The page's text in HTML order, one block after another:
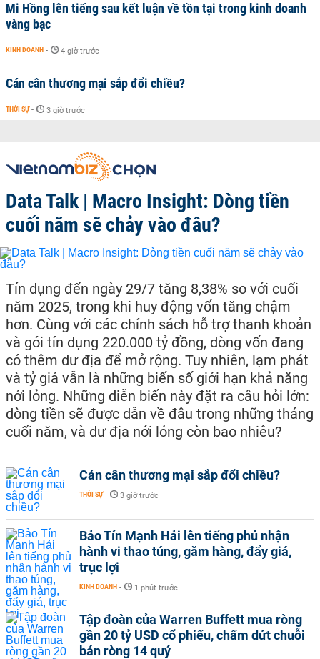
Mi Hồng lên tiếng sau kết luận về tồn tại trong kinh doanh
vàng bạc
KINH DOANH - 4 giờ trước
Cán cân thương mại sắp đổi chiều?
THỜI SỰ - 3 giờ trước
Data Talk | Macro Insight: Dòng tiền
cuối năm sẽ chảy vào đâu?
Tín dụng đến ngày 29/7 tăng 8,38% so với cuối
năm 2025, trong khi huy động vốn tăng chậm
hơn. Cùng với các chính sách hỗ trợ thanh khoản
và gói tín dụng 220.000 tỷ đồng, dòng vốn đang
có thêm dư địa để mở rộng. Tuy nhiên, lạm phát
và tỷ giá vẫn là những biến số giới hạn khả năng
nới lỏng. Những diễn biến này đặt ra câu hỏi lớn:
dòng tiền sẽ được dẫn về đâu trong những tháng
cuối năm, và dư địa nới lỏng còn bao nhiêu?
Cán cân thương mại sắp đổi chiều?
THỜI SỰ - 3 giờ trước
Bảo Tín Mạnh Hải lên tiếng phủ nhận
hành vi thao túng, găm hàng, đẩy giá,
trục lợi
KINH DOANH - 1 phút trước
Tập đoàn của Warren Buffett mua ròng
gần 20 tỷ USD cổ phiếu, chấm dứt chuỗi
bán ròng 14 quý